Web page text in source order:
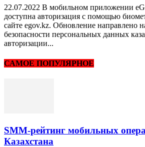
22.07.2022 В мобильном приложении
доступна авторизация с помощью
сайте egov.kz. Обновление направлено
безопасности персональных данных
авторизации...
САМОЕ ПОПУЛЯРНОЕ
SMM-рейтинг мобильных
Казахстана